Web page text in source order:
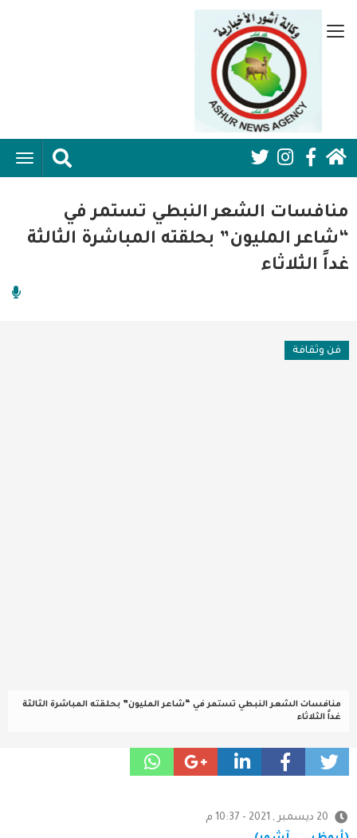
إلى
Social
Media:
Header
منافسات الشعر النبطي تستمر في
“شاعر المليون” بحلقته المباشرة الثالثة
غداً الثلاثاء
فن وثقافة
منافسات الشعر النبطي تستمر في “شاعر المليون” بحلقته المباشرة الثالثة
غداً الثلاثاء
20 ديسمبر , 2021 - 10:37 م
قائمة
جانبية
الرئيسية
اقتصاد واعمال
امنية
فن وثقافة